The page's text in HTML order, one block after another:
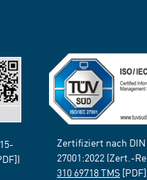
Zertifiziert nach DIN
27001:2022 (Zert.-
310 69718 TMS